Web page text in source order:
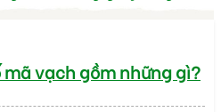
mã vạch gồm những gì?